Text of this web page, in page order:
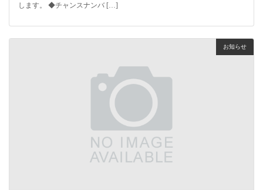
します。 ◆チャンスナンバ […]
お知らせ